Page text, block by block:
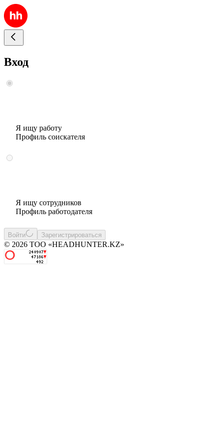
Вход
Я ищу работу
Профиль соискателя
Я ищу сотрудников
Профиль работодателя
Войти Зарегистрироваться
© 2026 ТОО «HEADHUNTER.KZ»